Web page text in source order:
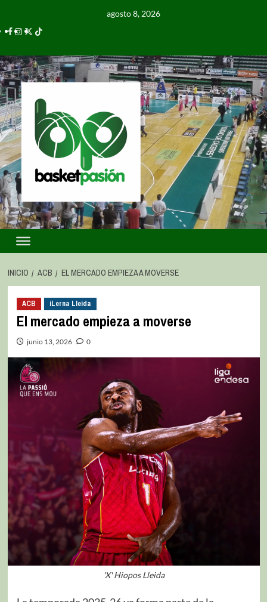
agosto 8, 2026
INICIO ACB EL MERCADO EMPIEZA A MOVERSE
ACB iLerna Lleida
El mercado empieza a moverse
junio 13, 2026 0
'X' Hiopos Lleida